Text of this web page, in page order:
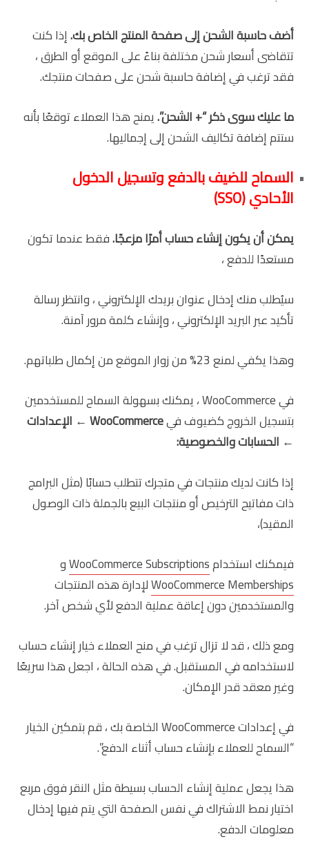
أضف حاسبة الشحن إلى صفحة المنتج الخاص بك.إذا كنت
تتقاضى أسعار شحن مختلفة بناءً على الموقع أو الطرق ،
فقد ترغب في إضافة حاسبة شحن على صفحات منتجك.
ما عليك سوى ذكر “+ الشحن”.يمنح هذا العملاء توقعًا بأنه
ستتم إضافة تكاليف الشحن إلى إجماليها.
السماح للضيف بالدفع وتسجيل الدخول
الأحادي (SSO
)
يمكن أن يكون إنشاء حساب أمرًا مزعجًا.فقط عندما تكون
مستعدًا للدفع ،
سيُطلب منك إدخال عنوان بريدك الإلكتروني ، وانتظر رسالة
تأكيد عبر البريد الإلكتروني ، وإنشاء كلمة مرور آمنة.
وهذا يكفي لمنع 23% من زوار الموقع من إكمال طلباتهم.
في WooCommerce ، يمكنك بسهولة السماح للمستخدمين
بتسجيل الخروج كضيوف فيWooCommerce
← الإعدادات
← الحسابات والخصوصية:
إذا كانت لديك منتجات في متجرك تتطلب حسابًا (مثل البرامج
ذات مفاتيح الترخيص أو منتجات البيع بالجملة ذات الوصول
المقيد)،
فيمكنك استخدامWooCommerce Subscriptionsو
WooCommerce Membershipsلإدارة هذه المنتجات
والمستخدمين دون إعاقة عملية الدفع لأي شخص آخر.
ومع ذلك ، قد لا تزال ترغب في منح العملاء خيار إنشاء حساب
لاستخدامه في المستقبل. في هذه الحالة ، اجعل هذا سريعًا
وغير معقد قدر الإمكان.
في إعدادات WooCommerce الخاصة بك ، قم بتمكين الخيار
“السماح للعملاء بإنشاء حساب أثناء الدفع”.
هذا يجعل عملية إنشاء الحساب بسيطة مثل النقر فوق مربع
اختيار نمط الاشتراك في نفس الصفحة التي يتم فيها إدخال
معلومات الدفع.